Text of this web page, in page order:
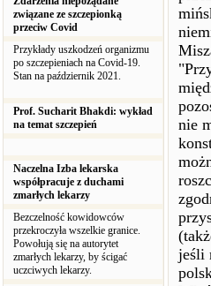
związane ze szczepionką
przeciw Covid
Przykłady uszkodzeń organizmu
po szczepieniach na Covid-19.
Stan na październik 2021.
Prof. Sucharit Bhakdi: wykład
na temat szczepień
Naczelna Izba lekarska
współpracuje z duchami
zmarłych lekarzy
Bezczelność kowidowców
przekroczyła wszelkie granice.
Powołują się na autorytet
zmarłych lekarzy, by ścigać
uczciwych lekarzy.
nie
jeśli